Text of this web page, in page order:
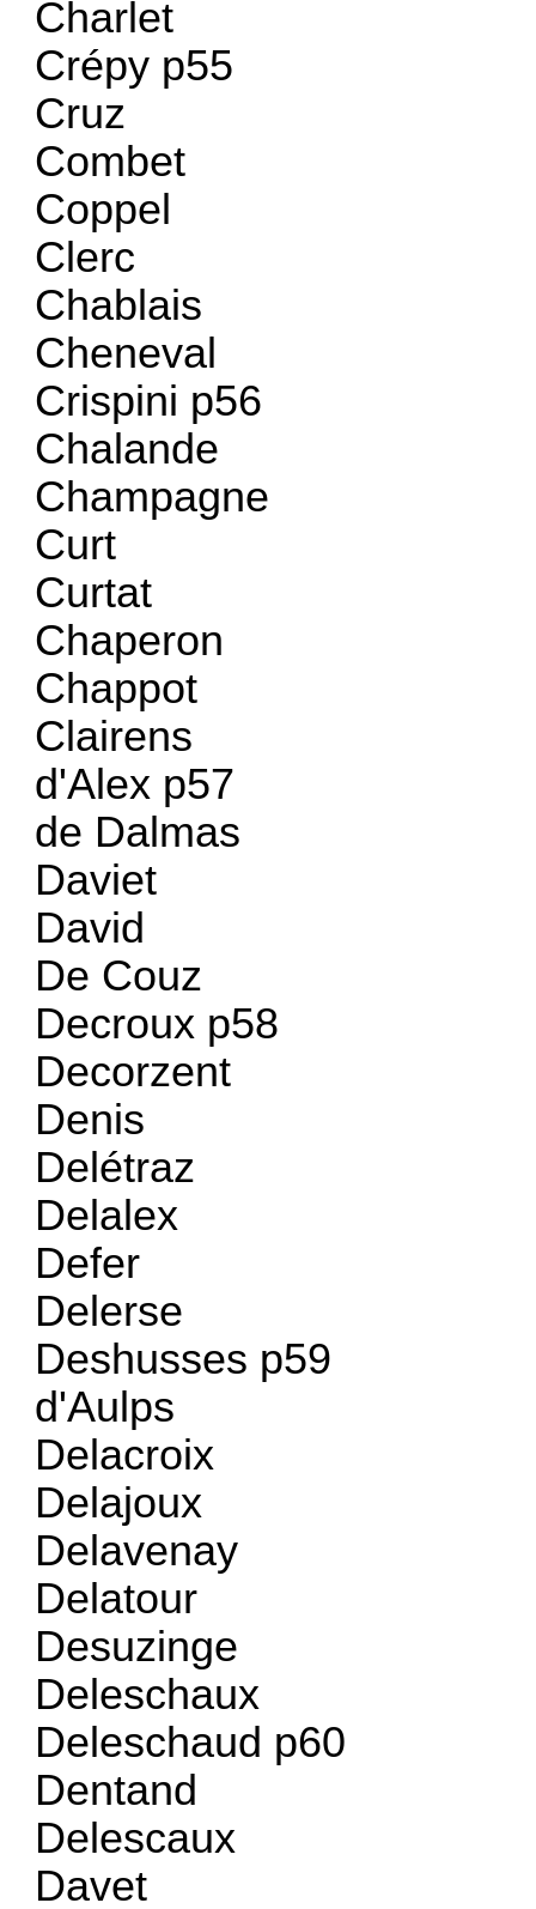
Charlet
Crépy p55
Cruz
Combet
Coppel
Clerc
Chablais
Cheneval
Crispini p56
Chalande
Champagne
Curt
Curtat
Chaperon
Chappot
Clairens
d'Alex p57
de Dalmas
Daviet
David
De Couz
Decroux p58
Decorzent
Denis
Delétraz
Delalex
Defer
Delerse
Deshusses p59
d'Aulps
Delacroix
Delajoux
Delavenay
Delatour
Desuzinge
Deleschaux
Deleschaud p60
Dentand
Delescaux
Davet